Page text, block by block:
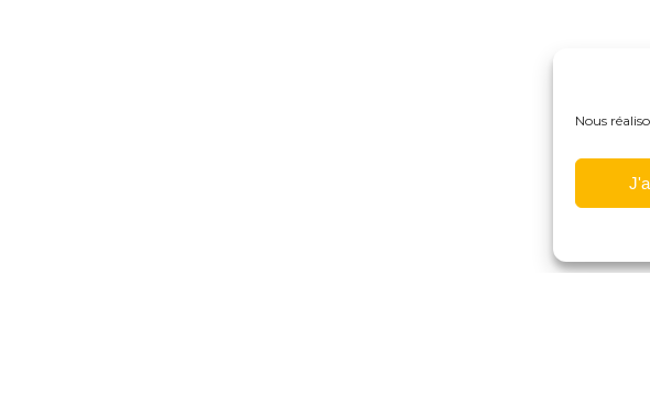
Nous